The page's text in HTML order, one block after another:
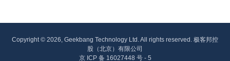
Copyright © 2026, Geekbang Technology Ltd. All rights reserved. 极客邦控
股（北京）有限公司
京 ICP 备 16027448 号 - 5